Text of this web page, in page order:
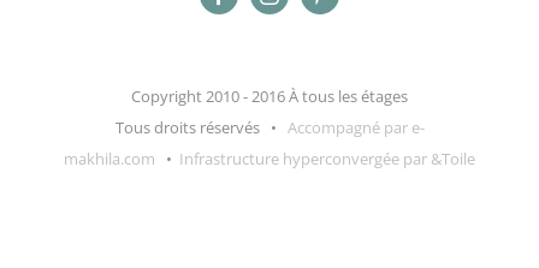
Copyright 2010 - 2016 À tous les étages
Tous droits réservés • Accompagné par e-
makhila.com • Infrastructure hyperconvergée par &Toile